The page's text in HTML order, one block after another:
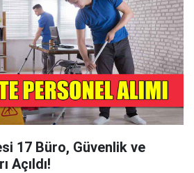
17 Büro, Güvenlik ve
Açıldı!